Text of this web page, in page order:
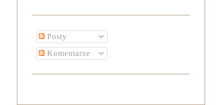
Posty
Komentarze